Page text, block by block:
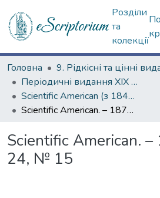
Розділи
та
колекції
Головна
Періодичні видання ХІХ ст.
Scientific American (з 1845 р.)
Scientific American. – 1871. – Vol. 24, № 15
Scientific American. –
24, № 15